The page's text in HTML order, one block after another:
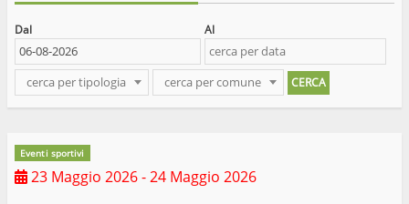
Dal Al
cerca per tipologia cerca per comune
Eventi sportivi
23 Maggio 2026- 24 Maggio 2026